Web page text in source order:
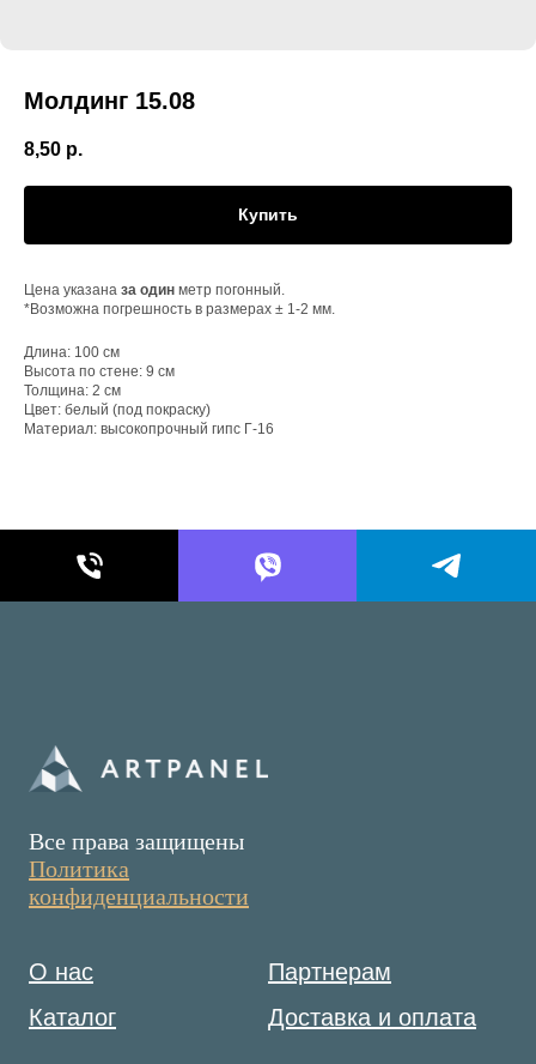
Молдинг 15.08
8,50 р.
Купить
Цена указана за один метр погонный.
*Возможна погрешность в размерах ± 1-2 мм.
Длина: 100 см
Высота по стене: 9 см
Толщина: 2 см
Цвет: белый (под покраску)
Материал: высокопрочный гипс Г-16
Все права защищены
Политика
конфиденциальности
О нас
Каталог
Партнерам
Доставка и оплата